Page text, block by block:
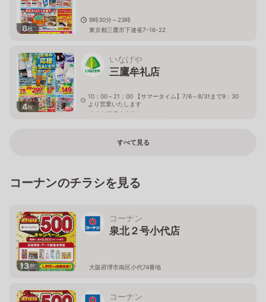
6枚
9時30分～23時
東京都三鷹市下連雀7-16-22
4枚
いなげや
三鷹牟礼店
10：00～21：00 【サマータイム】7/6～8/31まで9：30
より営業いたします
東京都三鷹市牟礼6－2－20
すべて見る
コーナンのチラシを見る
13枚
コーナン
泉北２号小代店
大阪府堺市南区小代74番地
コーナン